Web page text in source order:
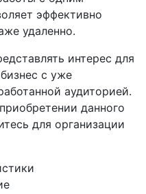
эффективно
удаленно.
интерес для
с уже
аудиторией.
данного
для организации